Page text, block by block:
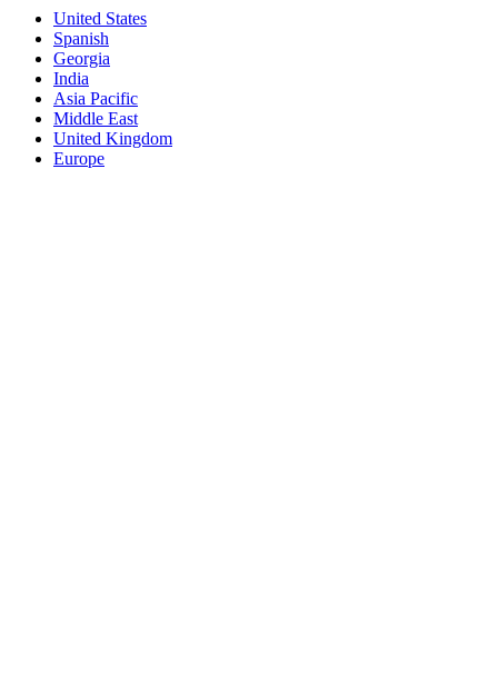
United States
Spanish
Georgia
India
Asia Pacific
Middle East
United Kingdom
Europe